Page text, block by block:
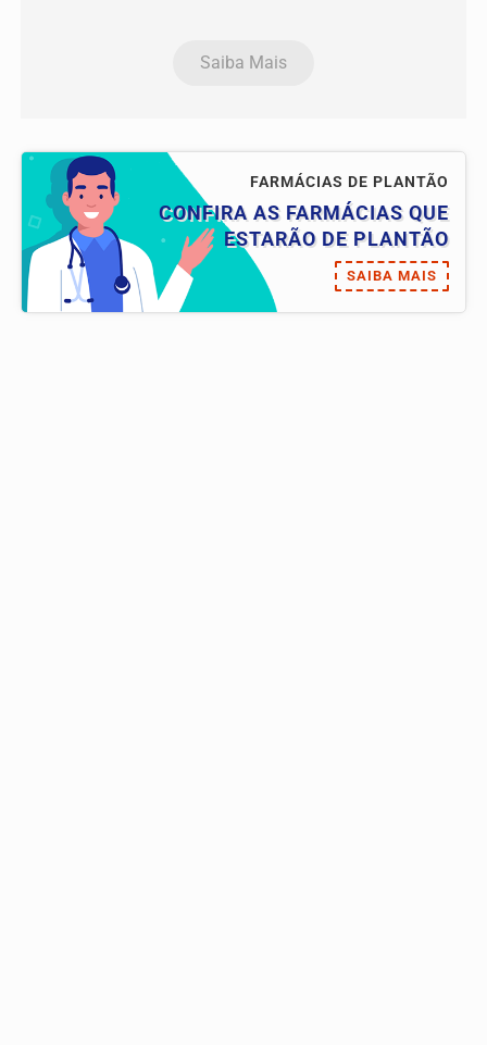
Saiba Mais
FARMÁCIAS DE PLANTÃO
CONFIRA AS FARMÁCIAS QUE
ESTARÃO DE PLANTÃO
SAIBA MAIS